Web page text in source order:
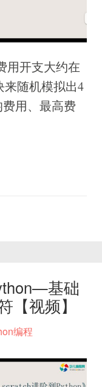
用开支大约在
来随机模拟出4
用、最高费
基础
【视频】
编程